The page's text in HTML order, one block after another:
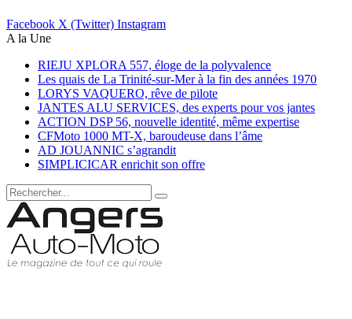
Facebook X (Twitter) Instagram
A la Une
RIEJU XPLORA 557, éloge de la polyvalence
Les quais de La Trinité-sur-Mer à la fin des années 1970
LORYS VAQUERO, rêve de pilote
JANTES ALU SERVICES, des experts pour vos jantes
ACTION DSP 56, nouvelle identité, même expertise
CFMoto 1000 MT-X, baroudeuse dans l’âme
AD JOUANNIC s’agrandit
SIMPLICICAR enrichit son offre